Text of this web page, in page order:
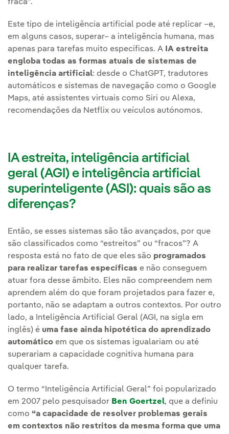
fraca”.
Este tipo de inteligência artificial pode até replicar –e,
em alguns casos, superar– a inteligência humana, mas
apenas para tarefas muito específicas. A IA estreita
engloba todas as formas atuais de sistemas de
inteligência artificial: desde o ChatGPT, tradutores
automáticos e sistemas de navegação como o Google
Maps, até assistentes virtuais como Siri ou Alexa,
recomendações da Netflix ou veículos autónomos.
IA estreita, inteligência artificial
geral (AGI) e inteligência artificial
superinteligente (ASI): quais são as
diferenças?
Então, se esses sistemas são tão avançados, por que
são classificados como “estreitos” ou “fracos”? A
resposta está no fato de que eles são programados
para realizar tarefas específicas e não conseguem
atuar fora desse âmbito. Eles não compreendem nem
aprendem além do que foram projetados para fazer e,
portanto, não se adaptam a outros contextos. Por outro
lado, a Inteligência Artificial Geral (AGI, na sigla em
inglês) é uma fase ainda hipotética do aprendizado
automático em que os sistemas igualariam ou até
superariam a capacidade cognitiva humana para
qualquer tarefa.
O termo “Inteligência Artificial Geral” foi popularizado
em 2007 pelo pesquisador Ben Goertzel, que a definiu
como “a capacidade de resolver problemas gerais
em contextos não restritos da mesma forma que uma